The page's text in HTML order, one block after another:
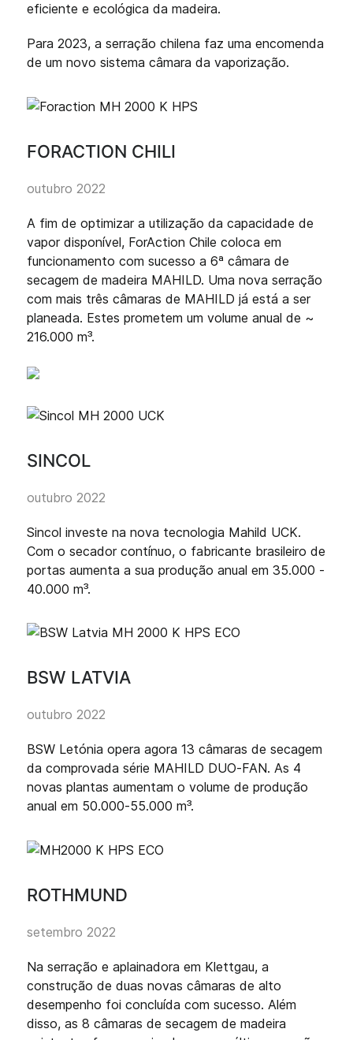
eficiente e ecológica da madeira.
Para 2023, a serração chilena faz uma encomenda
de um novo sistema câmara da vaporização.
FORACTION CHILI
outubro 2022
A fim de optimizar a utilização da capacidade de
vapor disponível, ForAction Chile coloca em
funcionamento com sucesso a 6ª câmara de
secagem de madeira MAHILD. Uma nova serração
com mais três câmaras de MAHILD já está a ser
planeada. Estes prometem um volume anual de ~
216.000 m³.
SINCOL
outubro 2022
Sincol investe na nova tecnologia Mahild UCK.
Com o secador contínuo, o fabricante brasileiro de
portas aumenta a sua produção anual em 35.000 -
40.000 m³.
BSW LATVIA
outubro 2022
BSW Letónia opera agora 13 câmaras de secagem
da comprovada série MAHILD DUO-FAN. As 4
novas plantas aumentam o volume de produção
anual em 50.000-55.000 m³.
ROTHMUND
setembro 2022
Na serração e aplainadora em Klettgau, a
construção de duas novas câmaras de alto
desempenho foi concluída com sucesso. Além
disso, as 8 câmaras de secagem de madeira